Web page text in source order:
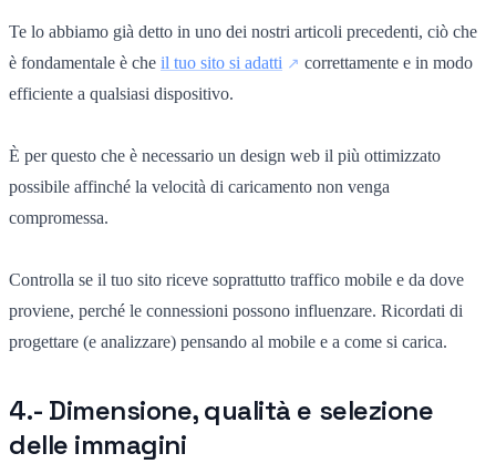
Te lo abbiamo già detto in uno dei nostri articoli precedenti, ciò che
è fondamentale è che il tuo sito si adatti
correttamente e in modo
efficiente a qualsiasi dispositivo.
È per questo che è necessario un design web il più ottimizzato
possibile affinché la velocità di caricamento non venga
compromessa.
Controlla se il tuo sito riceve soprattutto traffico mobile e da dove
proviene, perché le connessioni possono influenzare. Ricordati di
progettare (e analizzare) pensando al mobile e a come si carica.
4.- Dimensione, qualità e selezione
delle immagini